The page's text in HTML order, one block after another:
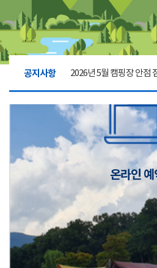
공지사항 2026년 5월 캠핑장 안점
캠핑장(9월1일~6일) 미운
2026년 5월 캠핑장 안점
캠핑장(9월1일~6일) 미
온라인 예